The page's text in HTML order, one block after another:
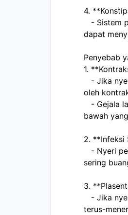
4.
dapat
Penyebab
1.
oleh
bawah
2. **Infeksi
sering
3.
terus-